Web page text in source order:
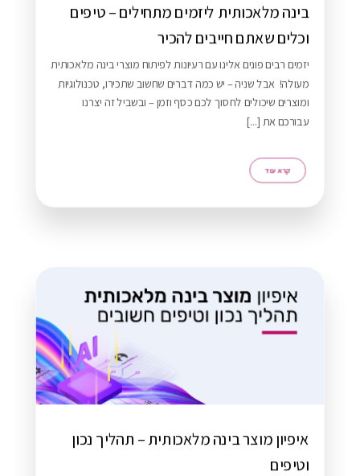
בינה מלאכותית ליזמים מתחילים – טיפים
וכלים שאתם חייבים להכיר
יזמים רבים פונים אלינו עם רעיונות לפיתוח מוצרי בינה מלאכותית
מעולה! אבל שניה – יש כמה דברים שחשוב שתכירו, טכנולוגיות
ומוצרים שיכולים לחסוך לכם כסף וזמן – ובשביל זה יצרנו
עבורכם את [...]
איפיון מוצר בינה מלאכותית – תהליך נכון
וטיפים